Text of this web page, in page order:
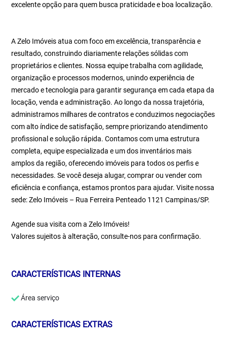
excelente opção para quem busca praticidade e boa localização.
A Zelo Imóveis atua com foco em excelência, transparência e
resultado, construindo diariamente relações sólidas com
proprietários e clientes. Nossa equipe trabalha com agilidade,
organização e processos modernos, unindo experiência de
mercado e tecnologia para garantir segurança em cada etapa da
locação, venda e administração. Ao longo da nossa trajetória,
administramos milhares de contratos e conduzimos negociações
com alto índice de satisfação, sempre priorizando atendimento
profissional e solução rápida. Contamos com uma estrutura
completa, equipe especializada e um dos inventários mais
amplos da região, oferecendo imóveis para todos os perfis e
necessidades. Se você deseja alugar, comprar ou vender com
eficiência e confiança, estamos prontos para ajudar. Visite nossa
sede: Zelo Imóveis – Rua Ferreira Penteado 1121 Campinas/SP.
Agende sua visita com a Zelo Imóveis!
Valores sujeitos à alteração, consulte-nos para confirmação.
CARACTERÍSTICAS INTERNAS
Área serviço
CARACTERÍSTICAS EXTRAS